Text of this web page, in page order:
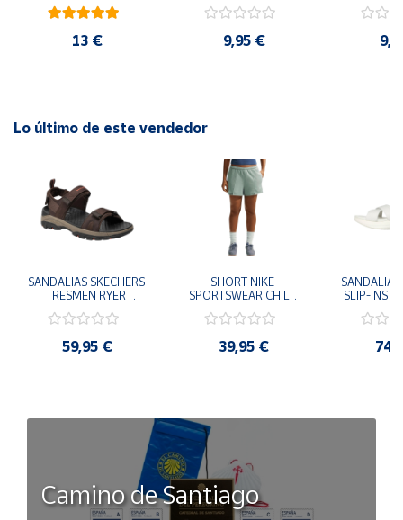
13 € 9,95 €
Lo último de este vendedor
SANDALIAS SKECHERS
TRESMEN RYER
205112-CHOC
COMODAS
59,95 €
SHORT NIKE
SPORTSWEAR CHILL
006 PANTALONES
39,95 €
SANDALIAS
SLIP-INS
Camino de Santiago